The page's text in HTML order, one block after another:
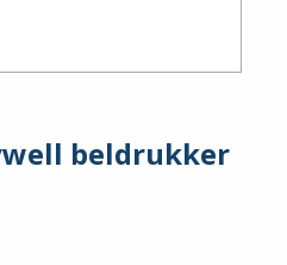
beldrukker